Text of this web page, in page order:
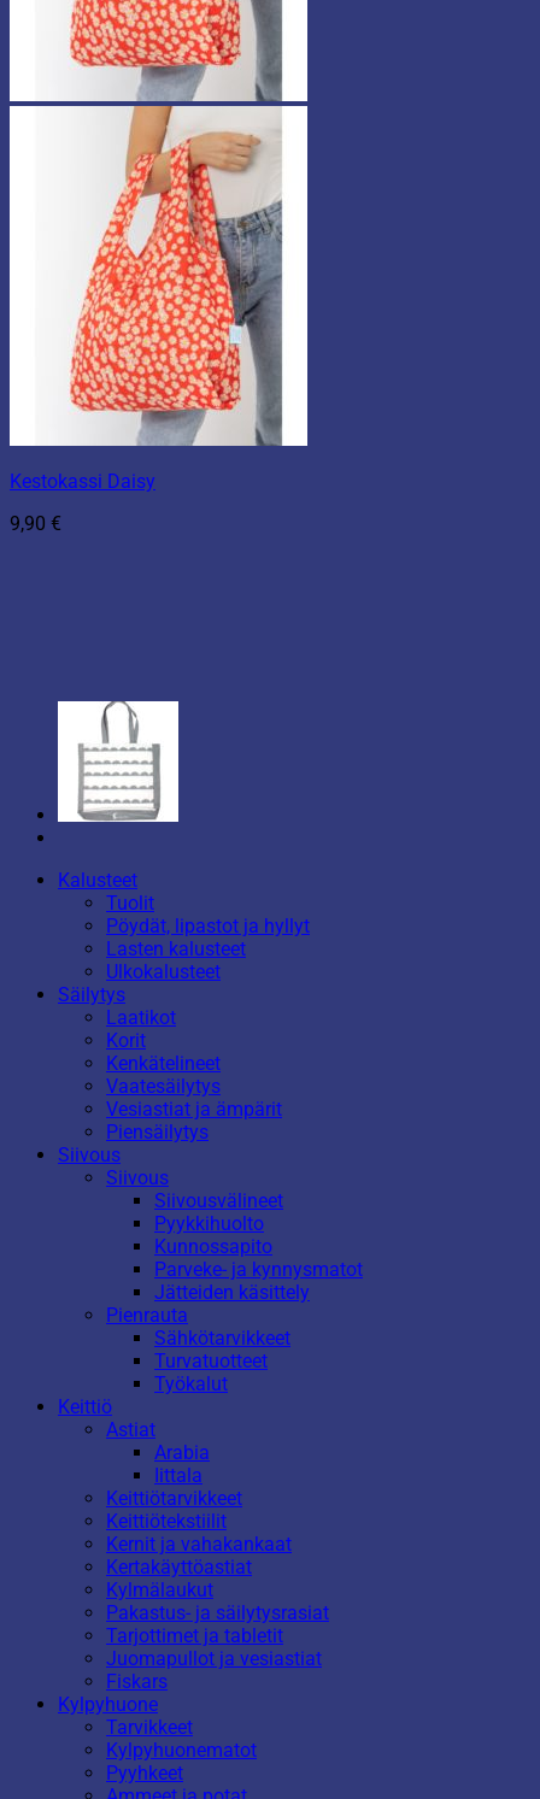
Kestokassi Daisy
9,90 €
Kalusteet
Tuolit
Pöydät, lipastot ja hyllyt
Lasten kalusteet
Ulkokalusteet
Säilytys
Laatikot
Korit
Kenkätelineet
Vaatesäilytys
Vesiastiat ja ämpärit
Piensäilytys
Siivous
Siivous
Siivousvälineet
Pyykkihuolto
Kunnossapito
Parveke- ja kynnysmatot
Jätteiden käsittely
Pienrauta
Sähkötarvikkeet
Turvatuotteet
Työkalut
Keittiö
Astiat
Arabia
Iittala
Keittiötarvikkeet
Keittiötekstiilit
Kernit ja vahakankaat
Kertakäyttöastiat
Kylmälaukut
Pakastus- ja säilytysrasiat
Tarjottimet ja tabletit
Juomapullot ja vesiastiat
Fiskars
Kylpyhuone
Tarvikkeet
Kylpyhuonematot
Pyyhkeet